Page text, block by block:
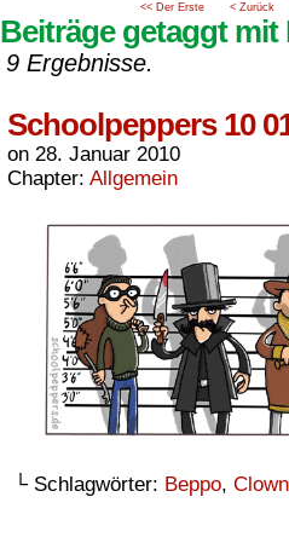
<< Der Erste < Zurück
Beiträge getaggt mit
9 Ergebnisse.
Schoolpeppers 10
on 28. Januar 2010
Chapter: Allgemein
└ Schlagwörter: Beppo, Clown